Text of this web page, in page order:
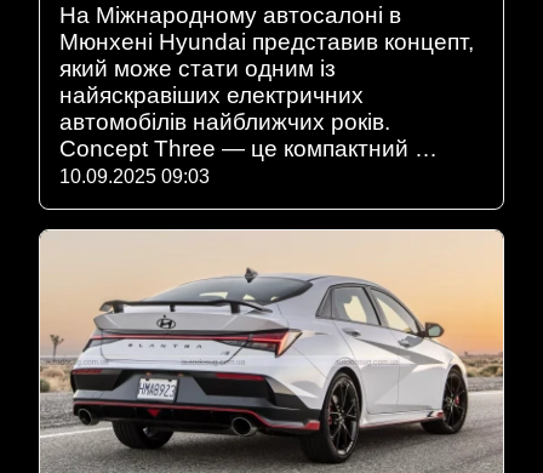
На Міжнародному автосалоні в
Мюнхені Hyundai представив концепт,
який може стати одним із
найяскравіших електричних
автомобілів найближчих років.
Concept Three — це компактний …
10.09.2025 09:03